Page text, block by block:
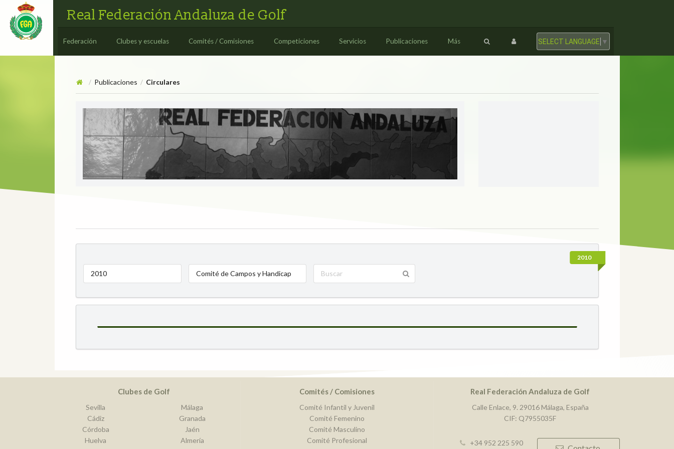
Real Federación Andaluza de Golf
Federación Clubes y escuelas Comités / Comisiones Competiciones Servicios Publicaciones Más SELECT LANGUAGE ▼
/ Publicaciones / Circulares
Circulares
CIRCULARES
2010
2010 Comité de Campos y Handicap
Clubes de Golf
Sevilla
Cádiz
Córdoba
Huelva
Málaga
Granada
Jaén
Almería
Comités / Comisiones
Comité Infantil y Juvenil
Comité Femenino
Comité Masculino
Comité Profesional
Real Federación Andaluza de Golf
Calle Enlace, 9. 29016 Málaga, España
CIF: Q7955035F
+34 952 225 590